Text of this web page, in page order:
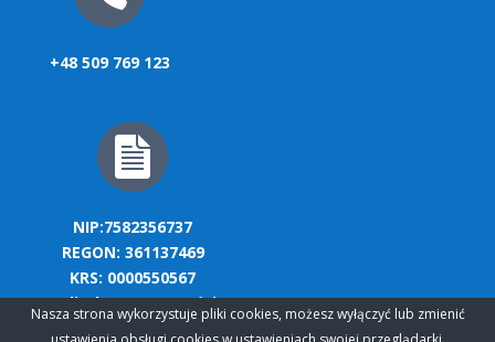
+48 509 769 123
NIP:7582356737
REGON: 361137469
KRS: 0000550567
polityka prywatności
Nasza strona wykorzystuje pliki cookies, możesz wyłączyć lub zmienić